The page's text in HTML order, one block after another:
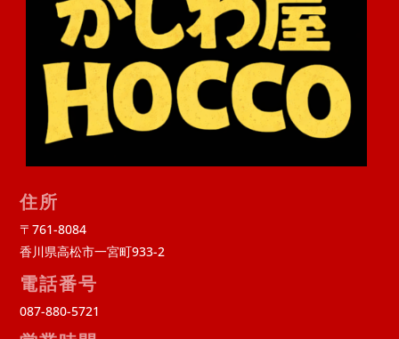
住所
〒761-8084
香川県高松市一宮町933-2
電話番号
087-880-5721